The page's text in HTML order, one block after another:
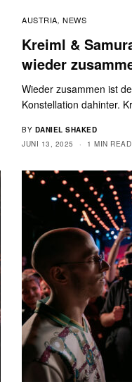
AUSTRIA, NEWS
Kreiml &
wieder
Wieder zusammen ist
Konstellation dahinter.
BY DANIEL SHAKED
JUNI 13, 2025
1 MIN READ